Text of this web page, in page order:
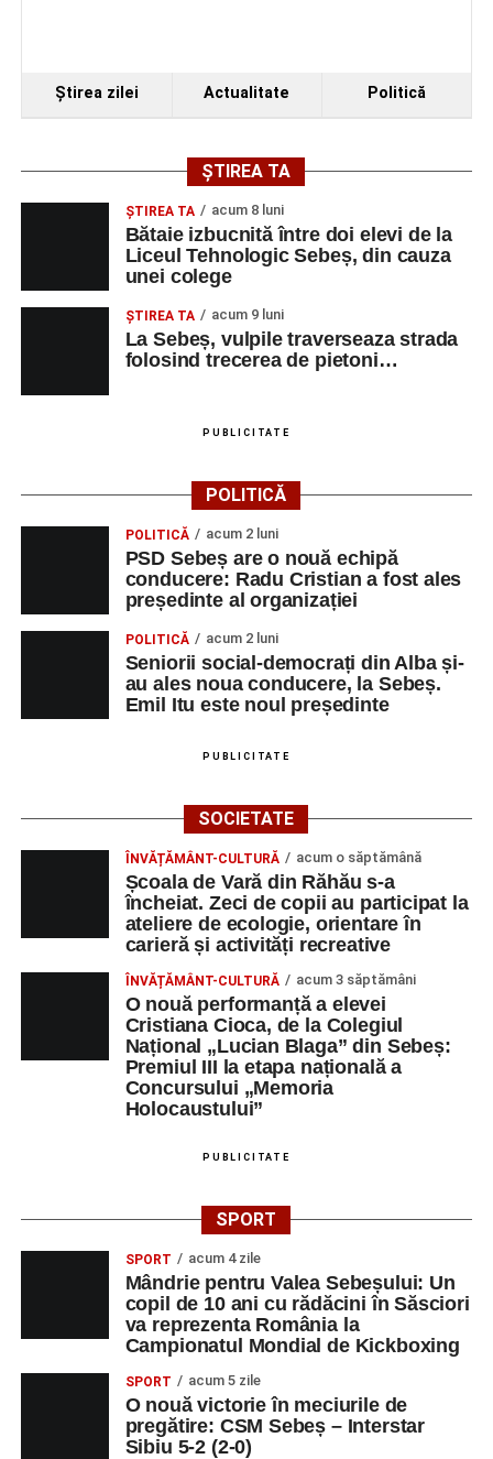
reprezintă doar începutul unei serii de concerte care vor
avea loc pe parcursul taberei, oferind comunității din
și de a lua parte la un veritabil schimb cultural prin
Adaugă-ne ca sursă preferată
Urmărește-ne pe Google News
iluminatului public pe timpul nopții, în contextul
apelului la economii al Guvernului Bolojan
Duminică, 23 august 2026, Râpa Roșie găzduiește
cea de-a III-a ediție a concursului „CicloAventurier
de Sebeș”
Primul concert din cadrul String Symphonic Camp
2026 a adus emoție și aplauze la Sebeș
Ştirea zilei Actualitate Politică
ȘTIREA TA
ŞTIREA TA acum 8 luni
Bătaie izbucnită între doi elevi de la
Liceul Tehnologic Sebeș, din cauza
unei colege
ŞTIREA TA acum 9 luni
La Sebeș, vulpile traverseaza strada
folosind trecerea de pietoni…
PUBLICITATE
POLITICĂ
POLITICĂ acum 2 luni
PSD Sebeș are o nouă echipă
conducere: Radu Cristian a fost ales
președinte al organizației
POLITICĂ acum 2 luni
Seniorii social-democrați din Alba și-
au ales noua conducere, la Sebeș.
Emil Itu este noul președinte
PUBLICITATE
SOCIETATE
ÎNVĂȚĂMÂNT-CULTURĂ acum o săptămână
Școala de Vară din Răhău s-a
încheiat. Zeci de copii au participat la
ateliere de ecologie, orientare în
carieră și activități recreative
ÎNVĂȚĂMÂNT-CULTURĂ acum 3 săptămâni
O nouă performanță a elevei
Cristiana Cioca, de la Colegiul
Național „Lucian Blaga” din Sebeș:
Premiul III la etapa națională a
Concursului „Memoria
Holocaustului”
PUBLICITATE
SPORT
SPORT acum 4 zile
Mândrie pentru Valea Sebeșului: Un
copil de 10 ani cu rădăcini în Săsciori
va reprezenta România la
Campionatul Mondial de Kickboxing
SPORT acum 5 zile
O nouă victorie în meciurile de
pregătire: CSM Sebeș – Interstar
Sibiu 5-2 (2-0)